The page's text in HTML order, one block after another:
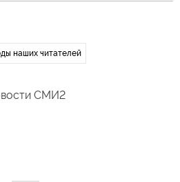
наших читателей
СМИ2